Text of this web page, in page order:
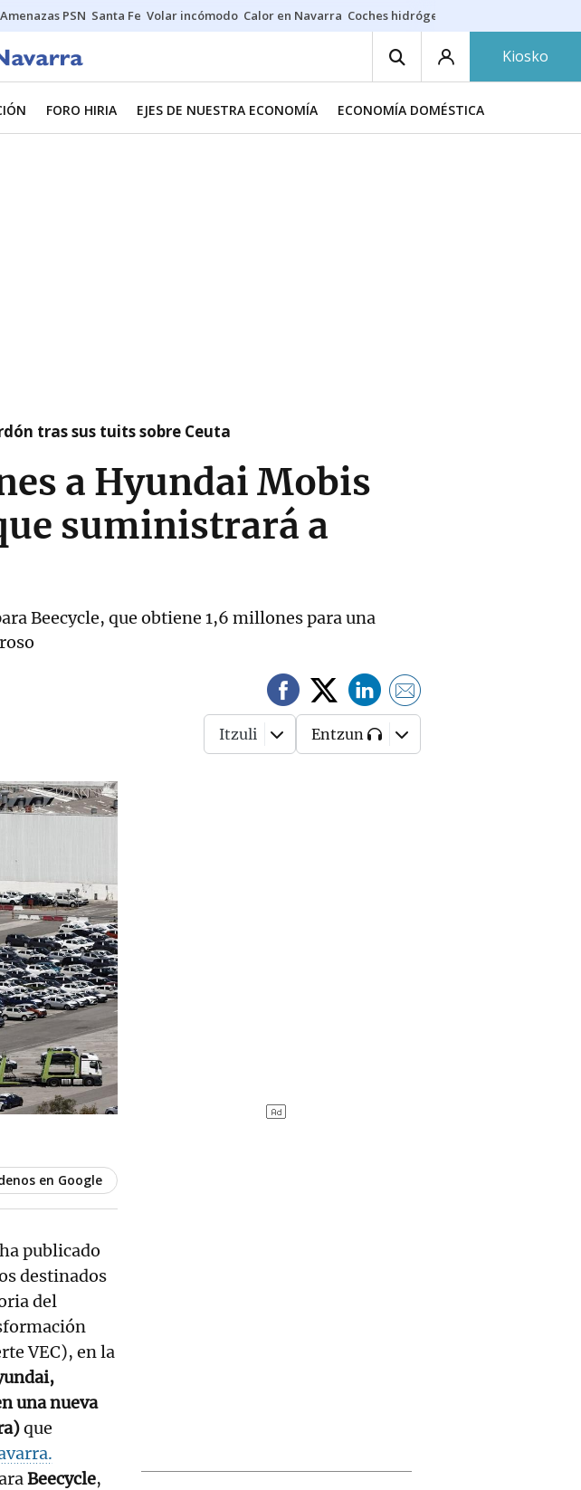
Amenazas PSN Santa Fe Volar incómodo Calor en Navarra Coches hidrógeno
Kiosko
FORO HIRIA EJES DE NUESTRA ECONOMÍA ECONOMÍA DOMÉSTICA
tras sus tuits sobre Ceuta
a Hyundai Mobis
suministrará a
Beecycle, que obtiene 1,6 millones para una
Itzuli Entzun
en Google
publicado
destinados
del
VEC), en la
una nueva
que
Beecycle,